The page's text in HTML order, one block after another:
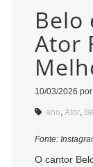
Belo
Ator
10/03/2026 por
ano Ator
Fonte:
O cantor